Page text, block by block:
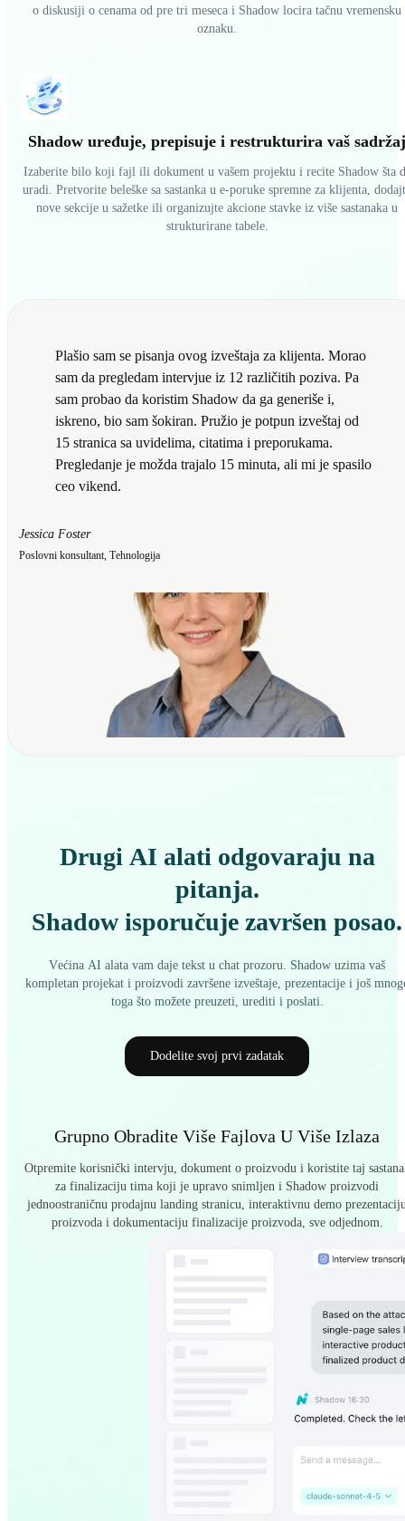
o diskusiji o cenama od pre tri meseca i Shadow locira tačnu vremensku
oznaku.
Shadow uređuje, prepisuje i restrukturira vaš sadržaj
Izaberite bilo koji fajl ili dokument u vašem projektu i recite Shadow šta
uradi. Pretvorite beleške sa sastanka u e-poruke spremne za klijenta,
nove sekcije u sažetke ili organizujte akcione stavke iz više sastanaka u
strukturirane tabele.
Plašio sam se pisanja ovog izveštaja za klijenta. Morao
sam da pregledam intervjue iz 12 različitih poziva. Pa
sam probao da koristim Shadow da ga generiše i,
iskreno, bio sam šokiran. Pružio je potpun izveštaj od
15 stranica sa uvidelima, citatima i preporukama.
Pregledanje je možda trajalo 15 minuta, ali mi je spasilo
ceo vikend.
Jessica Foster
Poslovni konsultant, Tehnologija
Drugi AI alati odgovaraju na
pitanja.
Shadow isporučuje završen posao.
Većina AI alata vam daje tekst u chat prozoru. Shadow uzima vaš
kompletan projekat i proizvodi završene izveštaje, prezentacije i još
toga što možete preuzeti, urediti i poslati.
Dodelite svoj prvi zadatak
Grupno Obradite Više Fajlova U Više Izlaza
Otpremite korisnički intervju, dokument o proizvodu i koristite taj
za finalizaciju tima koji je upravo snimljen i Shadow proizvodi
jednoostraničnu prodajnu landing stranicu, interaktivnu demo
proizvoda i dokumentaciju finalizacije proizvoda, sve odjednom.